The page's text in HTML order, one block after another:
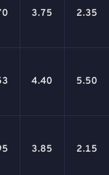
3.75 2.35
4.40 5.50
3.85 2.15